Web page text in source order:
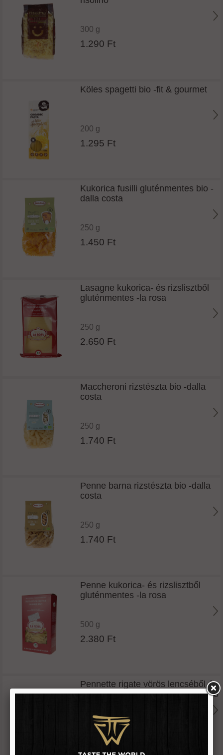
300 g
1.290 Ft
Köles spagetti bio -fit & gourmet
200 g
1.295 Ft
Kukorica fusilli gluténmentes bio -
dalla costa
250 g
1.450 Ft
Lasagne kukorica- és rizslisztből
gluténmentes -la rosa
250 g
2.650 Ft
Maccheroni rizstészta bio -dalla
costa
250 g
1.740 Ft
Penne barna rizstészta bio -dalla
costa
250 g
1.740 Ft
Penne kukorica- és rizslisztből
gluténmentes -la rosa
500 g
2.380 Ft
Pennette rigate vörös lencséből és
barnarizsből gluténmentes -rummo
300 g
1.640 Ft